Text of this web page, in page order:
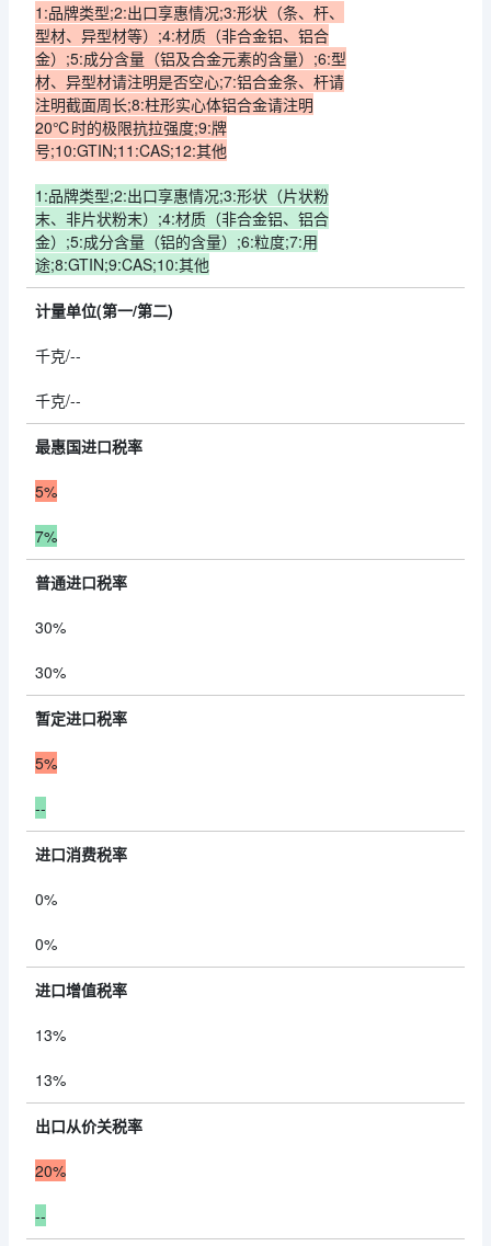
1:品牌类型;2:出口享惠情况;3:形状（条、杆、
型材、异型材等）;4:材质（非合金铝、铝合
金）;5:成分含量（铝及合金元素的含量）;6:型
材、异型材请注明是否空心;7:铝合金条、杆请
注明截面周长;8:柱形实心体铝合金请注明
20℃时的极限抗拉强度;9:牌
号;10:GTIN;11:CAS;12:其他
1:品牌类型;2:出口享惠情况;3:形状（片状粉
末、非片状粉末）;4:材质（非合金铝、铝合
金）;5:成分含量（铝的含量）;6:粒度;7:用
途;8:GTIN;9:CAS;10:其他
计量单位(第一/第二)
千克/--
千克/--
最惠国进口税率
5%
7%
普通进口税率
30%
30%
暂定进口税率
5%
--
进口消费税率
0%
0%
进口增值税率
13%
13%
出口从价关税率
20%
--